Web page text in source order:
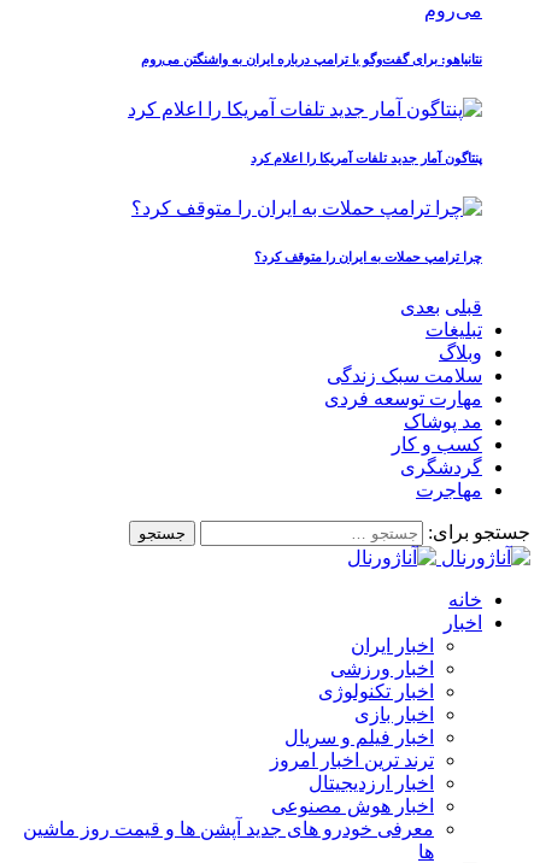
نتانیاهو: برای گفت‌وگو با ترامپ درباره ایران به واشنگتن می‌روم
پنتاگون آمار جدید تلفات آمریکا را اعلام کرد
چرا ترامپ حملات به ایران را متوقف کرد؟
قبلی بعدی
تبلیغات
وبلاگ
سلامت سبک زندگی
مهارت توسعه فردی
مد پوشاک
کسب و کار
گردشگری
مهاجرت
جستجو برای:
خانه
اخبار
اخبار ایران
اخبار ورزشی
اخبار تکنولوژی
اخبار بازی
اخبار فیلم و سریال
ترند ترین اخبار امروز
اخبار ارزدیجیتال
اخبار هوش مصنوعی
معرفی خودرو های جدید آپشن‌ ها و قیمت روز ماشین‌
ها